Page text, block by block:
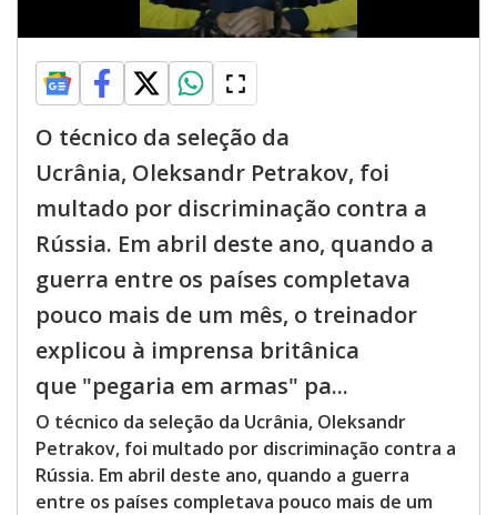
O técnico da seleção da
Ucrânia, Oleksandr Petrakov, foi
multado por discriminação contra a
Rússia. Em abril deste ano, quando a
guerra entre os países completava
pouco mais de um mês, o treinador
explicou à imprensa britânica
que "pegaria em armas" pa...
O técnico da seleção da Ucrânia, Oleksandr
Petrakov, foi multado por discriminação contra a
Rússia. Em abril deste ano, quando a guerra
entre os países completava pouco mais de um